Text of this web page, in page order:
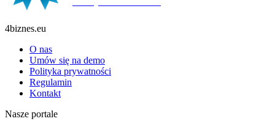
4biznes.eu
O nas
Umów się na demo
Polityka prywatności
Regulamin
Kontakt
Nasze portale